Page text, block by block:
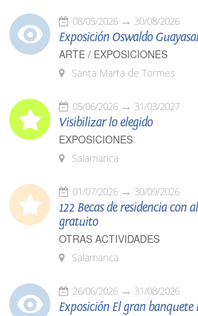
08/05/2026 30/08/2026
Exposición Oswaldo
ARTE / EXPOSICIONES
Santa Marta de Tormes
05/06/2026 31/03/2027
Visibilizar lo elegido
EXPOSICIONES
Salamanca
01/07/2026 30/09/2026
122 Becas de residencia con
gratuito
OTRAS ACTIVIDADES
Salamanca
26/06/2026 31/08/2026
Exposición El gran banquete